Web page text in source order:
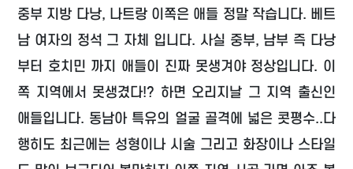
중부 지방 다낭, 나트랑 이쪽은 애들 정말 작습니다. 베트
남 여자의 정석 그 자체 입니다. 사실 중부, 남부 즉 다낭
부터 호치민 까지 애들이 진짜 못생겨야 정상입니다. 이
쪽 지역에서 못생겼다!? 하면 오리지날 그 지역 출신인
애들입니다. 동남아 특유의 얼굴 골격에 넓은 콧평수..다
행히도 최근에는 성형이나 시술 그리고 화장이나 스타일